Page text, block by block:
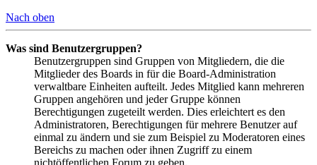
Nach oben
Was sind Benutzergruppen?
Benutzergruppen sind Gruppen von Mitgliedern, die die
Mitglieder des Boards in für die Board-Administration
verwaltbare Einheiten aufteilt. Jedes Mitglied kann mehreren
Gruppen angehören und jeder Gruppe können
Berechtigungen zugeteilt werden. Dies erleichtert es den
Administratoren, Berechtigungen für mehrere Benutzer auf
einmal zu ändern und sie zum Beispiel zu Moderatoren eines
Bereichs zu machen oder ihnen Zugriff zu einem
nichtöffentlichen Forum zu geben.